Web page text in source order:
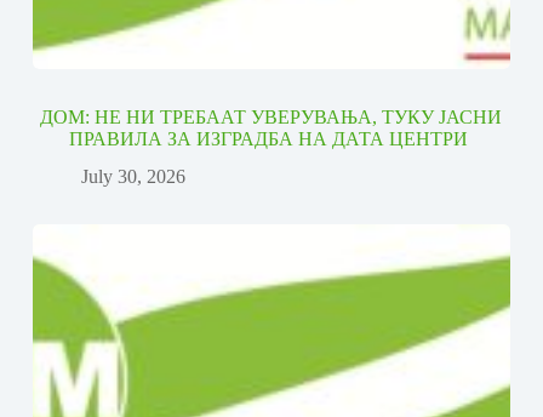
ДОМ: НЕ НИ ТРЕБААТ УВЕРУВАЊА, ТУКУ ЈАСНИ
ПРАВИЛА ЗА ИЗГРАДБА НА ДАТА ЦЕНТРИ
July 30, 2026